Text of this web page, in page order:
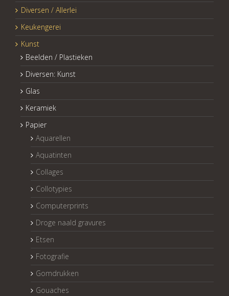
Diversen / Allerlei
Keukengerei
Kunst
Beelden / Plastieken
Diversen: Kunst
Glas
Keramiek
Papier
Aquarellen
Aquatinten
Collages
Collotypies
Computerprints
Droge naald gravures
Etsen
Fotografie
Gomdrukken
Gouaches